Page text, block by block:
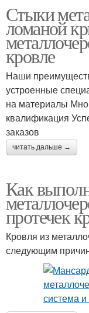
Стыки
ломаной
кровле
Наши
устроенные
на материалы
квалификация
заказов
читать дальше →
Как
протечек
Кровля из
следующим